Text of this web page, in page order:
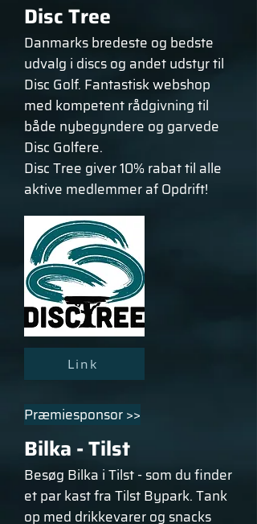
Disc Tree
Danmarks bredeste og bedste
udvalg i discs og andet udstyr til
Disc Golf. Fantastisk webshop
med kompetent rådgivning til
både nybegyndere og garvede
Disc Golfere.
Disc Tree giver 10% rabat til alle
aktive medlemmer af Opdrift!
Link
Præmiesponsor >>
Bilka - Tilst
Besøg Bilka i Tilst - som du finder
et par kast fra Tilst Bypark. Tank
op med drikkevarer og snacks